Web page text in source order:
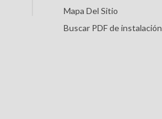
Mapa Del Sitio
Buscar PDF de instalación